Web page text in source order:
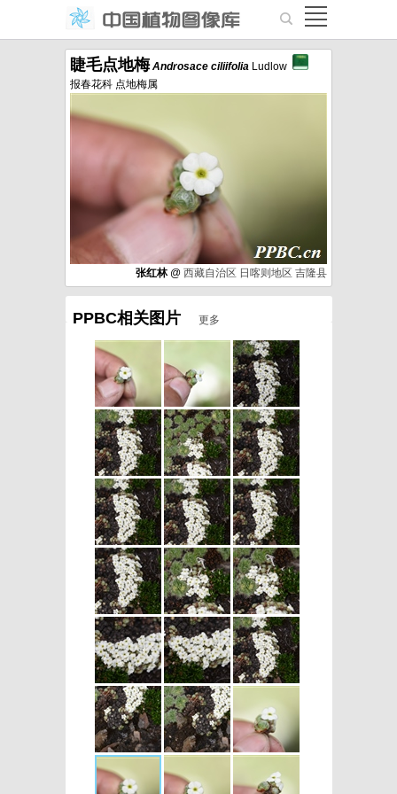
睫毛点地梅 Androsace ciliifolia Ludlow
报春花科 点地梅属
张红林 @ 西藏自治区 日喀则地区 吉隆县
PPBC相关图片 更多